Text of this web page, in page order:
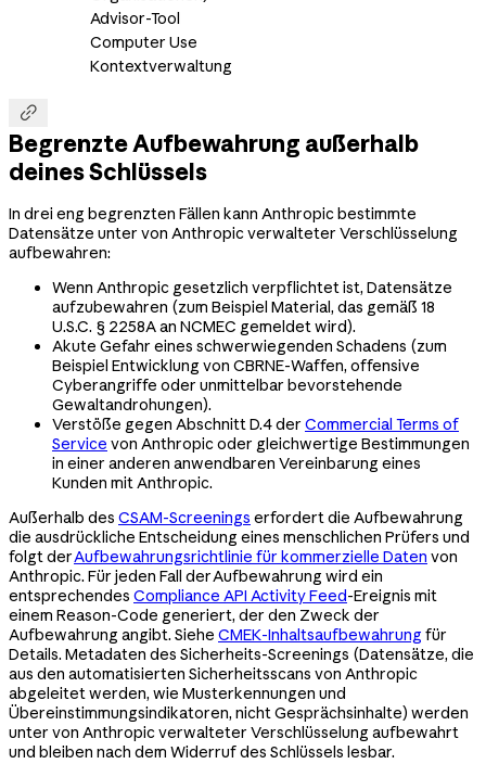
Advisor-Tool
Computer Use
Kontextverwaltung

Begrenzte Aufbewahrung außerhalb
deines Schlüssels
In drei eng begrenzten Fällen kann Anthropic bestimmte
Datensätze unter von Anthropic verwalteter Verschlüsselung
aufbewahren:
Wenn Anthropic gesetzlich verpflichtet ist, Datensätze
aufzubewahren (zum Beispiel Material, das gemäß 18
U.S.C. § 2258A an NCMEC gemeldet wird).
Akute Gefahr eines schwerwiegenden Schadens (zum
Beispiel Entwicklung von CBRNE-Waffen, offensive
Cyberangriffe oder unmittelbar bevorstehende
Gewaltandrohungen).
Verstöße gegen Abschnitt D.4 der Commercial Terms of
Service von Anthropic oder gleichwertige Bestimmungen
in einer anderen anwendbaren Vereinbarung eines
Kunden mit Anthropic.
Außerhalb des CSAM-Screenings erfordert die Aufbewahrung
die ausdrückliche Entscheidung eines menschlichen Prüfers und
folgt derAufbewahrungsrichtlinie für kommerzielle Daten von
Anthropic. Für jeden Fall der Aufbewahrung wird ein
entsprechendes Compliance API Activity Feed-Ereignis mit
einem Reason-Code generiert, der den Zweck der
Aufbewahrung angibt. Siehe CMEK-Inhaltsaufbewahrung für
Details. Metadaten des Sicherheits-Screenings (Datensätze, die
aus den automatisierten Sicherheitsscans von Anthropic
abgeleitet werden, wie Musterkennungen und
Übereinstimmungsindikatoren, nicht Gesprächsinhalte) werden
unter von Anthropic verwalteter Verschlüsselung aufbewahrt
und bleiben nach dem Widerruf des Schlüssels lesbar.